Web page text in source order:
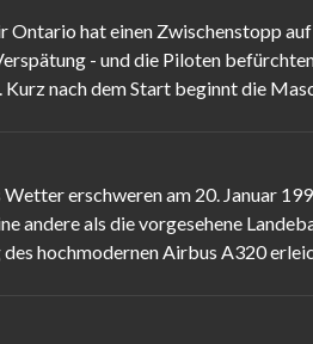
hat einen Zwischenstopp
- und die Piloten
nach dem Start beginnt die
erschweren am 20. Januar
andere als die vorgesehene
hochmodernen Airbus A320